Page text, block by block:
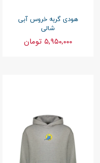
هودی گربه خروس آبی
شالی
۵,۹۵۰,۰۰۰ تومان